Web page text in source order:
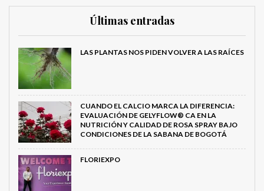
Últimas entradas
LAS PLANTAS NOS PIDEN VOLVER A LAS RAÍCES
CUANDO EL CALCIO MARCA LA DIFERENCIA:
EVALUACIÓN DE GELYFLOW® CA EN LA
NUTRICIÓN Y CALIDAD DE ROSA SPRAY BAJO
CONDICIONES DE LA SABANA DE BOGOTÁ
FLORIEXPO